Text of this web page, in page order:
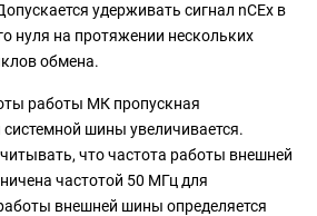
удерживать сигнал nCEx в
нуля на протяжении нескольких
обмена.
работы МК пропускная
шины увеличивается.
что частота работы внешней
частотой 50 МГц для
внешней шины определяется